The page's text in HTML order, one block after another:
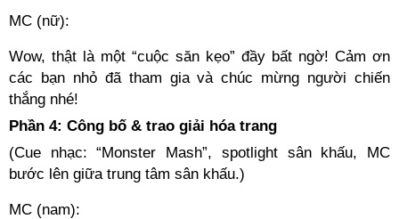
MC (nữ):
Wow, thật là một “cuộc săn kẹo” đầy bất ngờ! Cảm ơn
các bạn nhỏ đã tham gia và chúc mừng người chiến
thắng nhé!
Phần 4: Công bố & trao giải hóa trang
(Cue nhạc: “Monster Mash”, spotlight sân khấu, MC
bước lên giữa trung tâm sân khấu.)
MC (nam):